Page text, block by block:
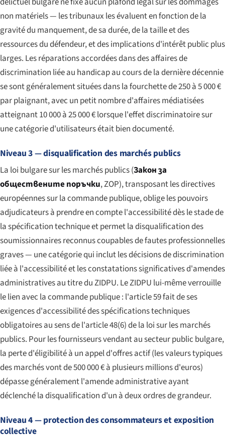
non matériels — les tribunaux les évaluent en fonction de la
gravité du manquement, de sa durée, de la taille et des
ressources du défendeur, et des implications d'intérêt public plus
larges. Les réparations accordées dans des affaires de
discrimination liée au handicap au cours de la dernière décennie
se sont généralement situées dans la fourchette de 250 à 5 000 €
par plaignant, avec un petit nombre d'affaires médiatisées
atteignant 10 000 à 25 000 € lorsque l'effet discriminatoire sur
une catégorie d'utilisateurs était bien documenté.
Niveau 3 — disqualification des marchés publics
La loi bulgare sur les marchés publics (Закон за
обществените поръчки, ZOP), transposant les directives
européennes sur la commande publique, oblige les pouvoirs
adjudicateurs à prendre en compte l'accessibilité dès le stade de
la spécification technique et permet la disqualification des
soumissionnaires reconnus coupables de fautes professionnelles
graves — une catégorie qui inclut les décisions de discrimination
liée à l'accessibilité et les constatations significatives d'amendes
administratives au titre du ZIDPU. Le ZIDPU lui-même verrouille
le lien avec la commande publique : l'article 59 fait de ses
exigences d'accessibilité des spécifications techniques
obligatoires au sens de l'article 48(6) de la loi sur les marchés
publics. Pour les fournisseurs vendant au secteur public bulgare,
la perte d'éligibilité à un appel d'offres actif (les valeurs typiques
des marchés vont de 500 000 € à plusieurs millions d'euros)
dépasse généralement l'amende administrative ayant
déclenché la disqualification d'un à deux ordres de grandeur.
Niveau 4 — protection des consommateurs et exposition
collective